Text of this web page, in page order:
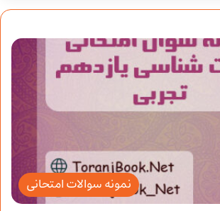
نمونه سوالات امتحانی